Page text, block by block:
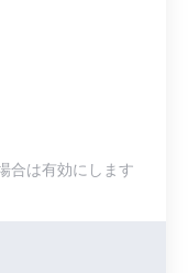
合は有効にします